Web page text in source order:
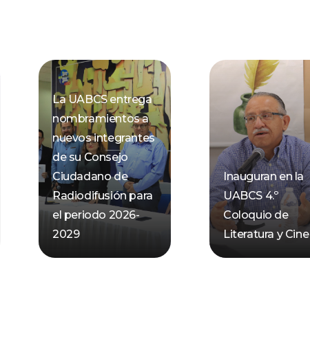
La UABCS entrega
nombramientos a
nuevos integrantes
de su Consejo
Ciudadano de
Radiodifusión para
el periodo 2026-
2029
Inauguran en la
UABCS 4.º
Coloquio de
Literatura y Cine